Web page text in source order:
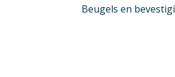
Beugels en